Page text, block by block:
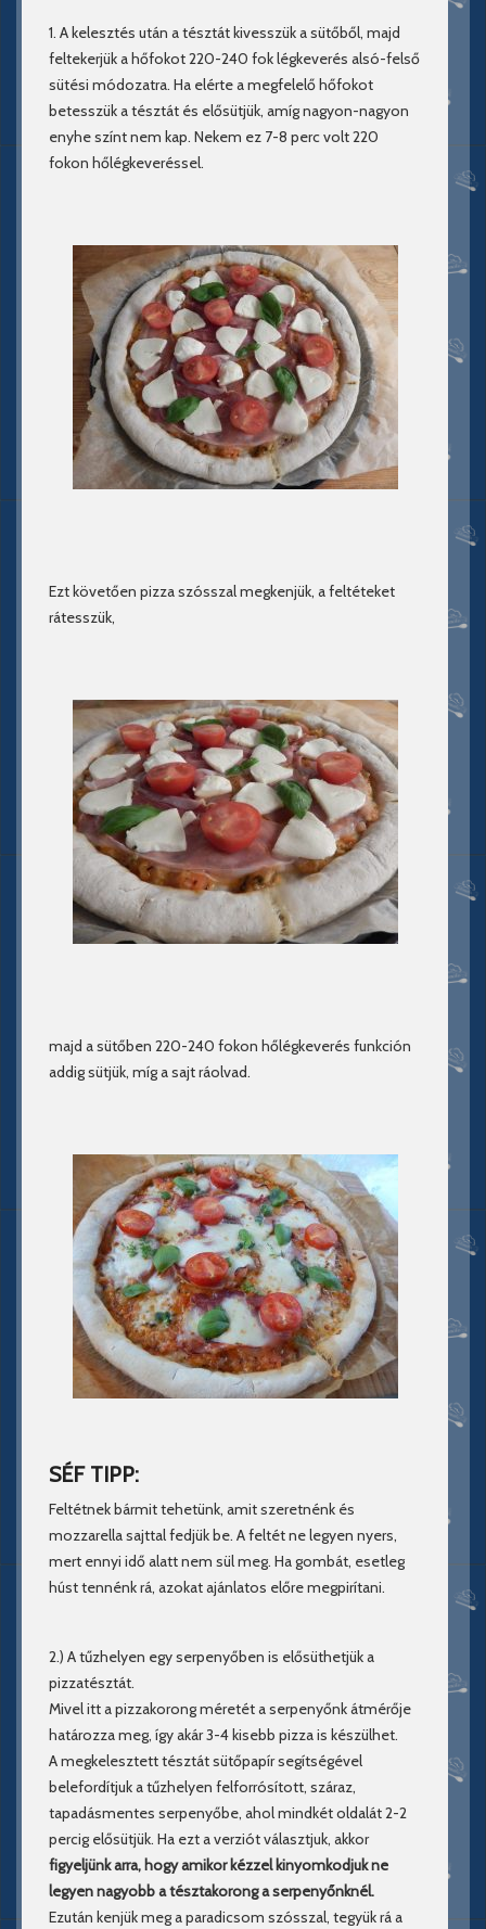
1. A kelesztés után a tésztát kivesszük a sütőből, majd
feltekerjük a hőfokot 220-240 fok légkeverés alsó-felső
sütési módozatra. Ha elérte a megfelelő hőfokot
betesszük a tésztát és elősütjük, amíg nagyon-nagyon
enyhe színt nem kap. Nekem ez 7-8 perc volt 220
fokon hőlégkeveréssel.
Ezt követően pizza szósszal megkenjük, a feltéteket
rátesszük,
majd a sütőben 220-240 fokon hőlégkeverés funkción
addig sütjük, míg a sajt ráolvad.
SÉF TIPP:
Feltétnek bármit tehetünk, amit szeretnénk és
mozzarella sajttal fedjük be. A feltét ne legyen nyers,
mert ennyi idő alatt nem sül meg. Ha gombát, esetleg
húst tennénk rá, azokat ajánlatos előre megpirítani.
2.) A tűzhelyen egy serpenyőben is elősüthetjük a
pizzatésztát.
Mivel itt a pizzakorong méretét a serpenyőnk átmérője
határozza meg, így akár 3-4 kisebb pizza is készülhet.
A megkelesztett tésztát sütőpapír segítségével
belefordítjuk a tűzhelyen felforrósított, száraz,
tapadásmentes serpenyőbe, ahol mindkét oldalát 2-2
percig elősütjük. Ha ezt a verziót választjuk, akkor
figyeljünk arra, hogy amikor kézzel kinyomkodjuk ne
legyen nagyobb a tésztakorong a serpenyőnknél.
Ezután kenjük meg a paradicsom szósszal, tegyük rá a